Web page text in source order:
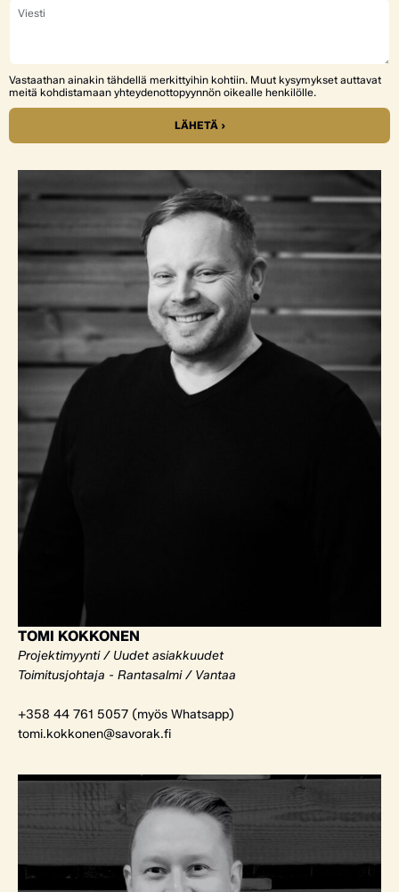
Vastaathan ainakin tähdellä merkittyihin kohtiin. Muut kysymykset auttavat
meitä kohdistamaan yhteydenottopyynnön oikealle henkilölle.
LÄHETÄ ›
TOMI KOKKONEN
Projektimyynti / Uudet asiakkuudet
Toimitusjohtaja - Rantasalmi / Vantaa
+358 44 761 5057 (myös Whatsapp)
tomi.kokkonen@savorak.fi